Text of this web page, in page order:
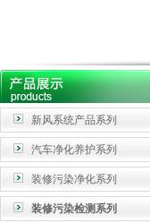
新风系统产品系列
汽车净化养护系列
装修污染净化系列
装修污染检测系列